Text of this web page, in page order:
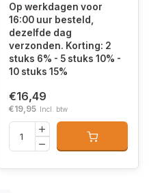
Op werkdagen voor
16:00 uur besteld,
dezelfde dag
verzonden. Korting: 2
stuks 6% - 5 stuks 10% -
10 stuks 15%
€16,49
€19,95 Incl. btw